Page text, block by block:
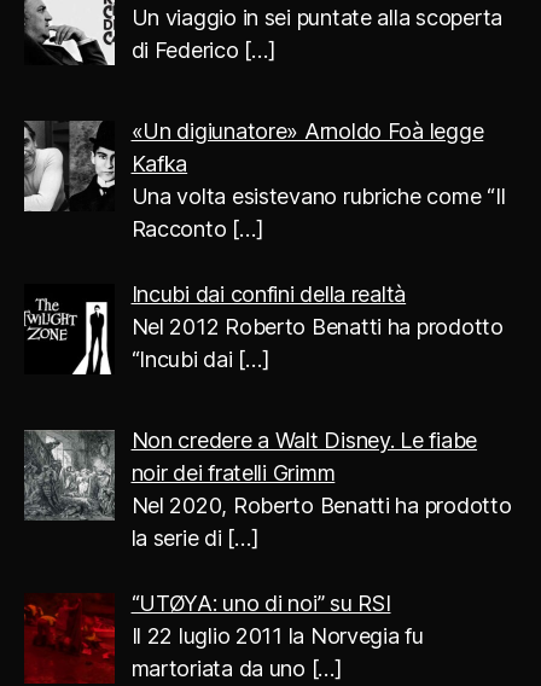
Un viaggio in sei puntate alla scoperta
di Federico […]
«Un digiunatore» Arnoldo Foà legge
Kafka
Una volta esistevano rubriche come “Il
Racconto […]
Incubi dai confini della realtà
Nel 2012 Roberto Benatti ha prodotto
“Incubi dai […]
Non credere a Walt Disney. Le fiabe
noir dei fratelli Grimm
Nel 2020, Roberto Benatti ha prodotto
la serie di […]
“UTØYA: uno di noi” su RSI
Il 22 luglio 2011 la Norvegia fu
martoriata da uno […]